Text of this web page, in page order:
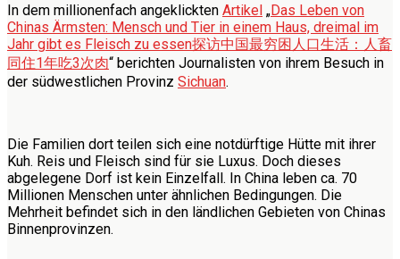
In dem millionenfach angeklickten Artikel „Das Leben von
Chinas Ärmsten: Mensch und Tier in einem Haus, dreimal im
Jahr gibt es Fleisch zu essen探访中国最穷困人口生活：人畜
同住1年吃3次肉“ berichten Journalisten von ihrem Besuch in
der südwestlichen Provinz Sichuan.
Die Familien dort teilen sich eine notdürftige Hütte mit ihrer
Kuh. Reis und Fleisch sind für sie Luxus. Doch dieses
abgelegene Dorf ist kein Einzelfall. In China leben ca. 70
Millionen Menschen unter ähnlichen Bedingungen. Die
Mehrheit befindet sich in den ländlichen Gebieten von Chinas
Binnenprovinzen.